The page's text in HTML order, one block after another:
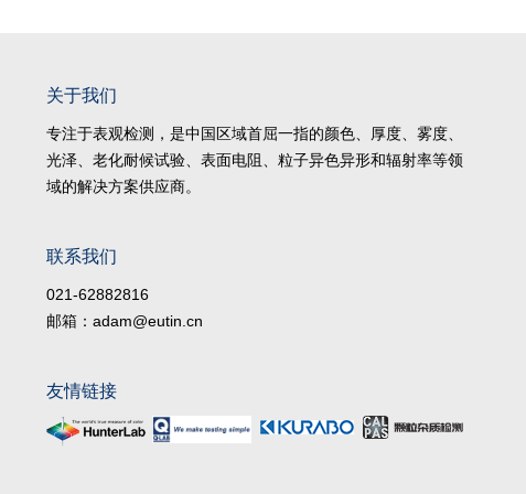
关于我们
专注于表观检测，是中国区域首屈一指的颜色、厚度、雾度、
光泽、老化耐候试验、表面电阻、粒子异色异形和辐射率等领
域的解决方案供应商。
联系我们
021-62882816
邮箱：adam@eutin.cn
友情链接